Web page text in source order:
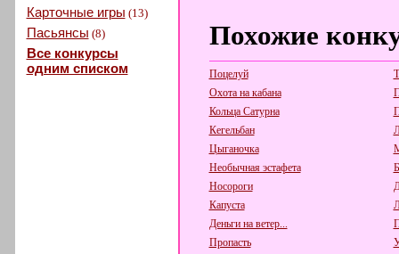
Карточные игры (13)
Пасьянсы (8)
Все конкурсы
одним списком
Похожие
Поцелуй
Охота на кабана
Кольца Сатурна
Кегельбан
Цыганочка
Необычная эстафета
Носороги
Капуста
Деньги на ветер...
Пропасть